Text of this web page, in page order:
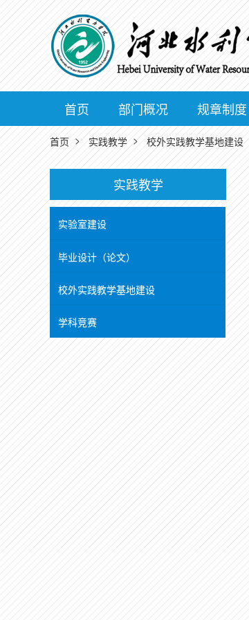
首页 部门概况 规章制度
首页 > 实践教学 > 校外实践教学基地建设
实践教学
实验室建设
毕业设计（论文）
校外实践教学基地建设
学科竞赛